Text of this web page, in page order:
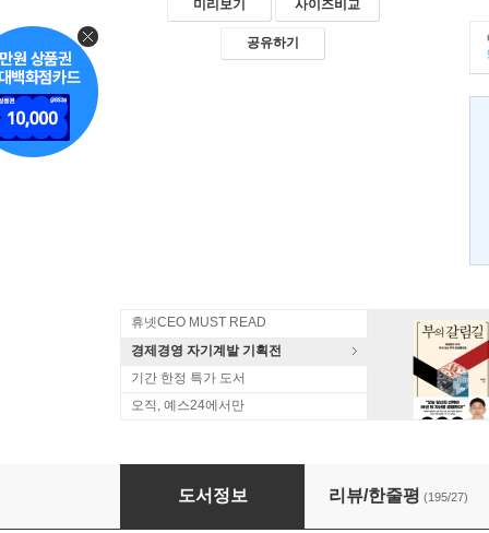
미리보기 사이즈비교
공유하기
휴넷CEO MUST READ
경제경영 자기계발 기획전
기간 한정 특가 도서
오직, 예스24에서만
경제학 콘서트
도서정보 리뷰/한줄평 (195/27)